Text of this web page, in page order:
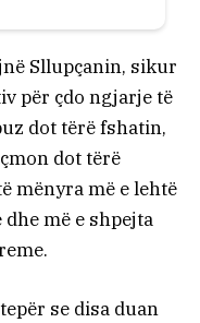
Sllupçanin, sikur
për çdo ngjarje të
dot tërë fshatin,
dot tërë
mënyra më e lehtë
më e shpejta
se disa duan